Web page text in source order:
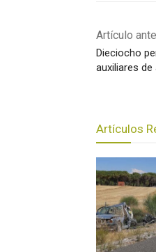
Artículo
Dieciocho
auxiliares
Artículos